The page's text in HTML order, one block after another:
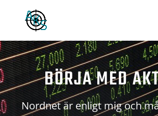
BÖRJA MED
Nordnet är enligt mig och